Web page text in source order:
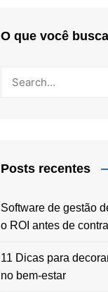
O que você
Posts recentes
Software de gestão
o ROI antes de
11 Dicas para
no bem-estar